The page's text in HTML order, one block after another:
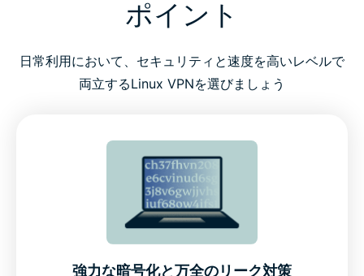
ポイント
日常利用において、セキュリティと速度を高いレベルで
両立するLinux VPNを選びましょう
強力な暗号化と万全のリーク対策